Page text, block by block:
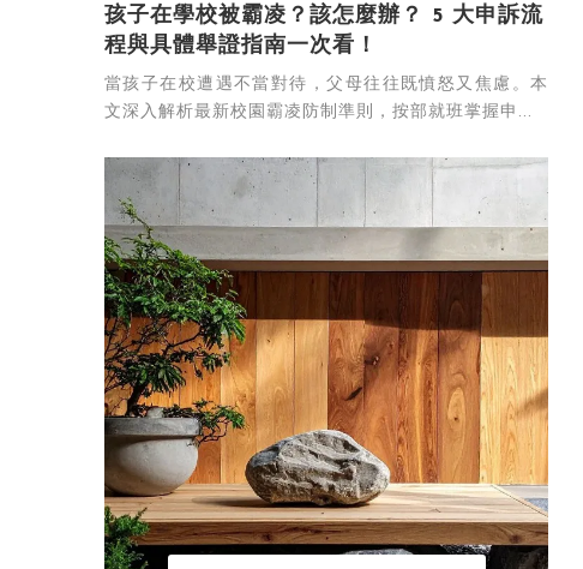
孩子在學校被霸凌？該怎麼辦？ 5 大申訴流
程與具體舉證指南一次看！
當孩子在校遭遇不當對待，父母往往既憤怒又焦慮。本
文深入解析最新校園霸凌防制準則，按部就班掌握申...